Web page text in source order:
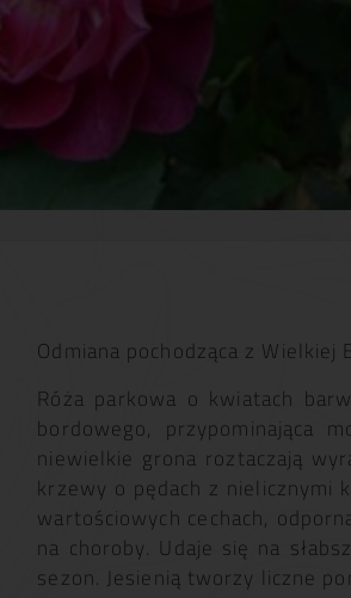
Odmiana pochodząca z
Róża parkowa o kwiatach
bordowego, przypominająca
niewielkie grona roztaczają
krzewy o pędach z nielicznymi
wartościowych cechach,
na choroby. Udaje się na
sezon. Jesienią tworzy liczne